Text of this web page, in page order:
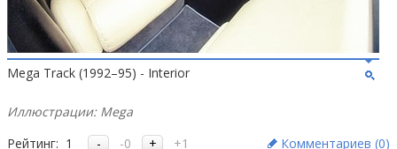
Mega Track (1992–95) - Interior
Иллюстрации: Mega
Рейтинг: 1 -0 +1 Комментариев (0)